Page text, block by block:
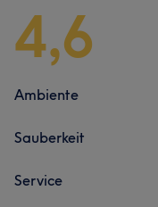
4,6
Ambiente
Sauberkeit
Service